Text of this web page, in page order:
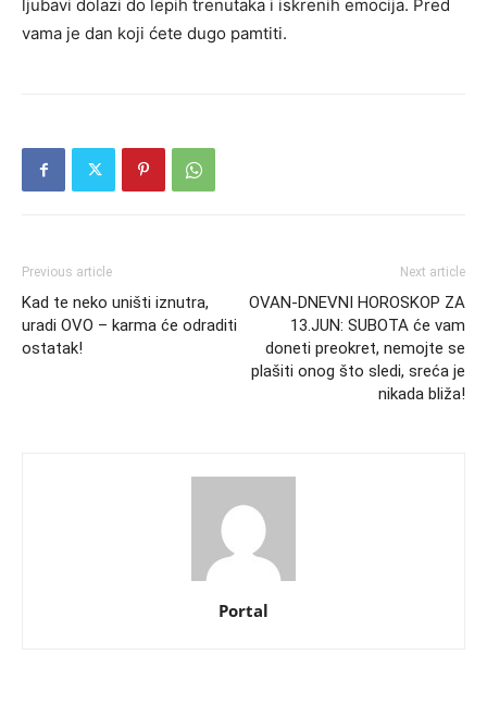
ljubavi dolazi do lepih trenutaka i iskrenih emocija. Pred
vama je dan koji ćete dugo pamtiti.
Previous article
Kad te neko uništi iznutra,
uradi OVO – karma će odraditi
ostatak!
Next article
OVAN-DNEVNI HOROSKOP ZA
13.JUN: SUBOTA će vam
doneti preokret, nemojte se
plašiti onog što sledi, sreća je
nikada bliža!
Portal